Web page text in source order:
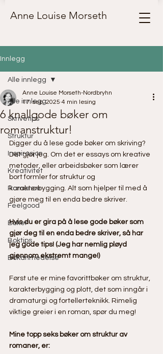
Anne Louise Morseth
Innlegg
Alle innlegg
Skrivetips
Struktur
Inspirasjon
Kreativitet
Romance
Feelgood
Bøker
Boktips
Bokanmedelse
Alle innlegg
6 knallgode bøker om
romanstruktur!
Anne Louise Morseth-Nordbryhn
17. sep. 2025 4 min lesing
Digger du å lese gode bøker om skriving?
Det gjør jeg. Om det er essays om kreative
metoder, eller arbeidsbøker som lærer
bort formler for struktur og
karakterbygging. Alt som hjelper til med å
gjøre meg til en enda bedre skriver.
Hvis du er gira på å lese gode bøker som
gjør deg til en enda bedre skriver, så har
jeg gode tips! (Jeg har nemlig pløyd
gjennom ekstremt mange!)
Først ute er mine favorittbøker om struktur,
karakterbygging og plott, det som inngår i
dramaturgi og fortellerteknikk. Rimelig
viktige greier i en roman, spør du meg!
Mine topp seks bøker om struktur av
romaner, er: